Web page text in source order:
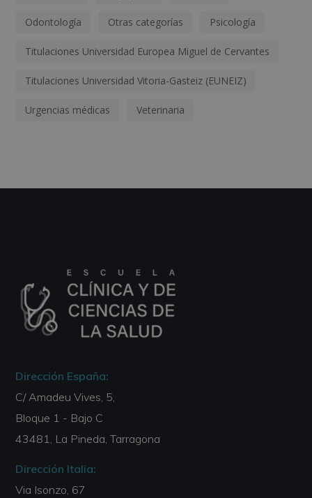
Odontología Otras categorías Psicología
Titulaciones Universidad Europea Miguel de Cervantes
Titulaciones Universidad Vitoria-Gasteiz (EUNEIZ)
Urgencias médicas Veterinaria
Dirección España:
C/ Amadeu Vives, 5,
Bloque 1 - Bajo C
43481, La Pineda, Tarragona
Dirección Italia:
Via Isonzo, 67